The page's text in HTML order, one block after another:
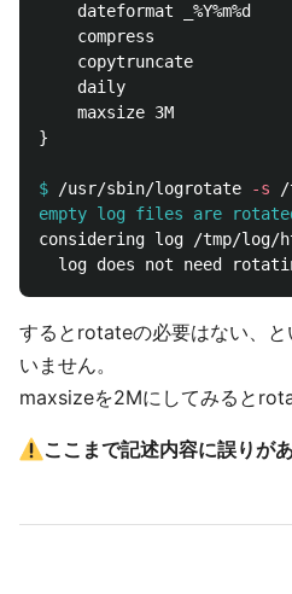
    dateformat _%Y%m%d
    compress
    copytruncate
    daily
    maxsize 3M
}
$ /usr/sbin/logrotate -s /
empty log files are
considering log /tmp/log/
するとrotateの必要はない、
いません。
maxsizeを2Mにしてみると
ここまで記述内容に誤りが